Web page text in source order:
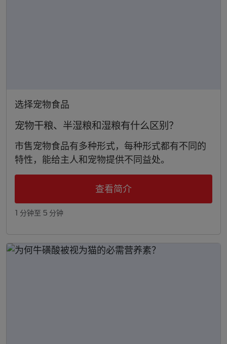
选择宠物食品
宠物干粮、半湿粮和湿粮有什么区别？
市售宠物食品有多种形式，每种形式都有不同的
特性，能给主人和宠物提供不同益处。
查看简介
1 分钟至 5 分钟